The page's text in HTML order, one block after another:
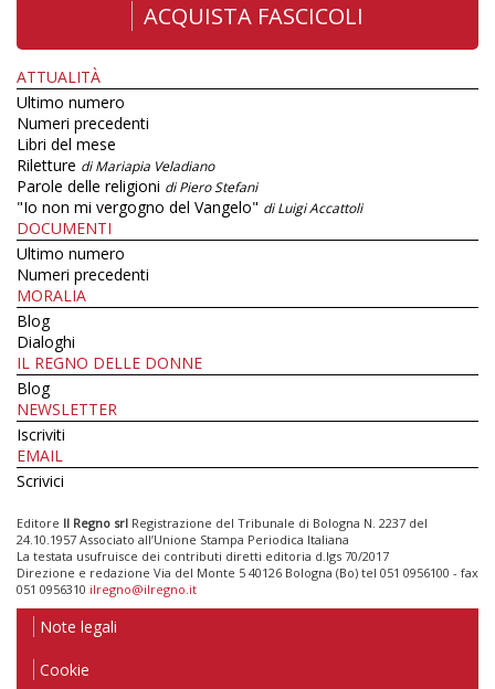
ACQUISTA FASCICOLI
ATTUALITÀ
Ultimo numero
Numeri precedenti
Libri del mese
Riletture di Mariapia Veladiano
Parole delle religioni di Piero Stefani
"Io non mi vergogno del Vangelo" di Luigi Accattoli
DOCUMENTI
Ultimo numero
Numeri precedenti
MORALIA
Blog
Dialoghi
IL REGNO DELLE DONNE
Blog
NEWSLETTER
Iscriviti
EMAIL
Scrivici
Editore Il Regno srl Registrazione del Tribunale di Bologna N. 2237 del
24.10.1957 Associato all’Unione Stampa Periodica Italiana
La testata usufruisce dei contributi diretti editoria d.lgs 70/2017
Direzione e redazione Via del Monte 5 40126 Bologna (Bo) tel 051 0956100 - fax
051 0956310 ilregno@ilregno.it
Note legali
Cookie